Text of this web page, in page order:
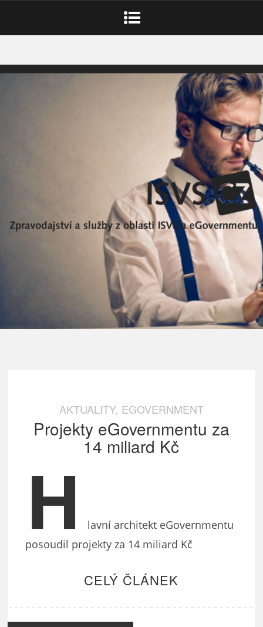
AKTUALITY, EGOVERNMENT
Projekty eGovernmentu za
14 miliard Kč
H
lavní architekt eGovernmentu
posoudil projekty za 14 miliard Kč
CELÝ ČLÁNEK